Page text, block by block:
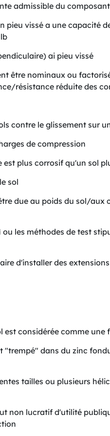
admissible du composant
vissé a une capacité
ai pieu vissé
être nominaux ou
résistance réduite des
contre le glissement sur
de compression
est plus corrosif qu'un sol
sol
due au poids du sol/
les méthodes de test
d'installer des
considérée comme
"trempé" dans du zinc
tailles ou plusieurs
non lucratif d'utilité